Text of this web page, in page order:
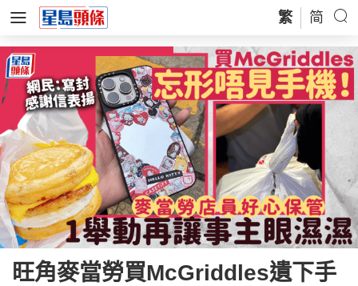
繁 简
旺角麥當勞買McGriddles遺下手